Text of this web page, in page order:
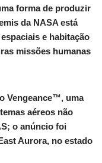
forma de produzir
da NASA está
e habitação
missões humanas
Vengeance™️, uma
aéreos não
o anúncio foi
Aurora, no estado